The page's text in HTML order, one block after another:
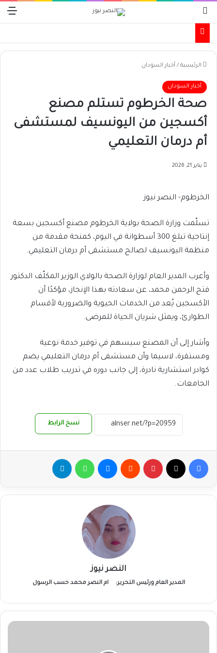
الرئيسية / أخبار السودان
أخبار السودان
صحة الخرطوم تستلم مصنع
أكسجين من اليونسيف لمستشفى
أم درمان التعليمي
يناير 21, 2026
الخرطوم- النصر نيوز
تسلّمت وزارة الصحة بولاية الخرطوم مصنع أكسجين بسعة
إنتاجية تبلغ 300 أسطوانة في اليوم، كمنحة مقدمة من
منظمة اليونسيف لصالح مستشفى أم درمان التعليمي.
وأعرب المدير العام لوزارة الصحة بالولاي الوزير المكلّف الدكتور
فتح الرحمن محمد، عن سعادته بهذا الإنجاز، مؤكدًا أن
الأكسجين يُعد من الخدمات الحيوية والضرورية لأقسام
الطوارئ، ويمثل شريان الحياة للمرضى.
وأشار إلى أن المصنع سيسهم في توفير خدمة نوعية
ومستقرة، لاسيما وأن مستشفى أم درمان التعليمي يضم
كوادر استشارية نادرة، إلى جانب دوره في تدريب طلاب عدد من
الجامعات.
نسخ الرابط
فيسبوك بينتيريست ماسنجر واتساب
النصر نيوز
المدير العام ورئيس التحرير: ام النصر محمد حسب الرسول
غرفة